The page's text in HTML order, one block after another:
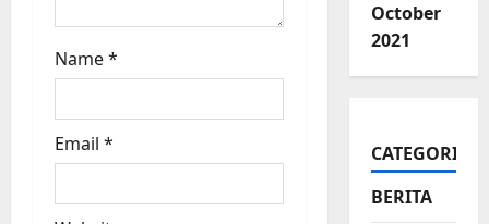
Name*
Email *
October
2021
CATEGORIES
BERITA